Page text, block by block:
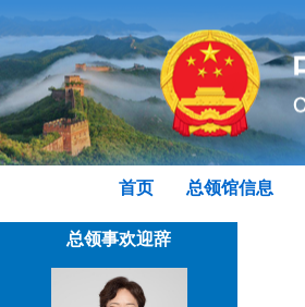
首页 总领馆信息
总领事欢迎辞